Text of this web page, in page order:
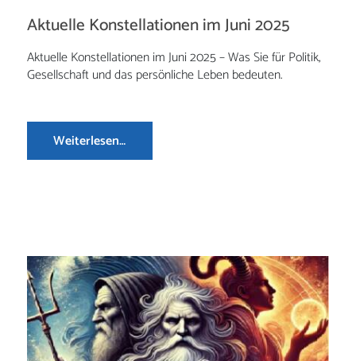
Aktuelle Konstellationen im Juni 2025
Aktuelle Konstellationen im Juni 2025 – Was Sie für Politik,
Gesellschaft und das persönliche Leben bedeuten.
Weiterlesen…